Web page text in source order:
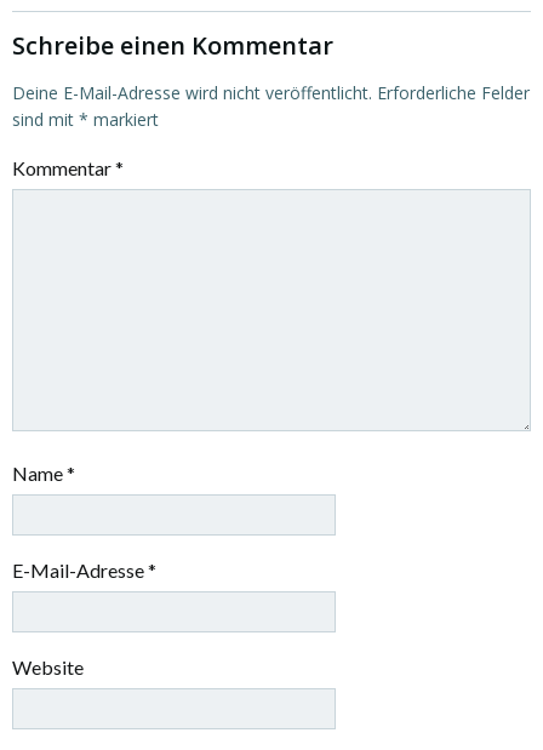
Schreibe einen Kommentar
Deine E-Mail-Adresse wird nicht veröffentlicht. Erforderliche Felder
sind mit * markiert
Kommentar*
Name*
E-Mail-Adresse*
Website